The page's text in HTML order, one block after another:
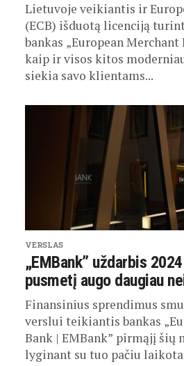
Lietuvoje veikiantis ir
(ECB) išduotą licenciją
bankas „European Merchant
kaip ir visos kitos
siekia savo klientams...
VERSLAS
„EMBank” uždarbis
pusmetį augo daugiau
Finansinius sprendimus
verslui teikiantis bankas
Bank | EMBank” pirmąjį šių
lyginant su tuo pačiu